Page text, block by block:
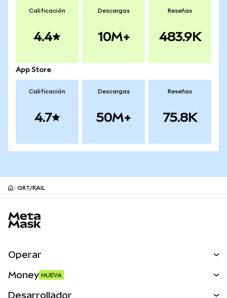
Calificación
4.4
Descargas
10M+
Reseñas
483.9K
App Store
Calificación
4.7
Descargas
50M+
Reseñas
75.8K
GRT/RAIL
Operar
Money NUEVA
Desarrollador